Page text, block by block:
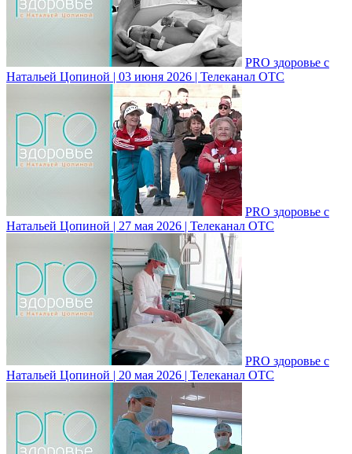
PRO здоровье с
Натальей Цопиной | 03 июня 2026 | Телеканал ОТС
PRO здоровье с
Натальей Цопиной | 27 мая 2026 | Телеканал ОТС
PRO здоровье с
Натальей Цопиной | 20 мая 2026 | Телеканал ОТС